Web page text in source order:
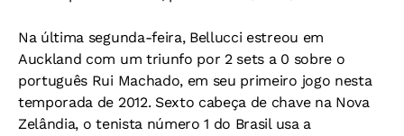
Na última segunda-feira, Bellucci estreou em
Auckland com um triunfo por 2 sets a 0 sobre o
português Rui Machado, em seu primeiro jogo nesta
temporada de 2012. Sexto cabeça de chave na Nova
Zelândia, o tenista número 1 do Brasil usa a